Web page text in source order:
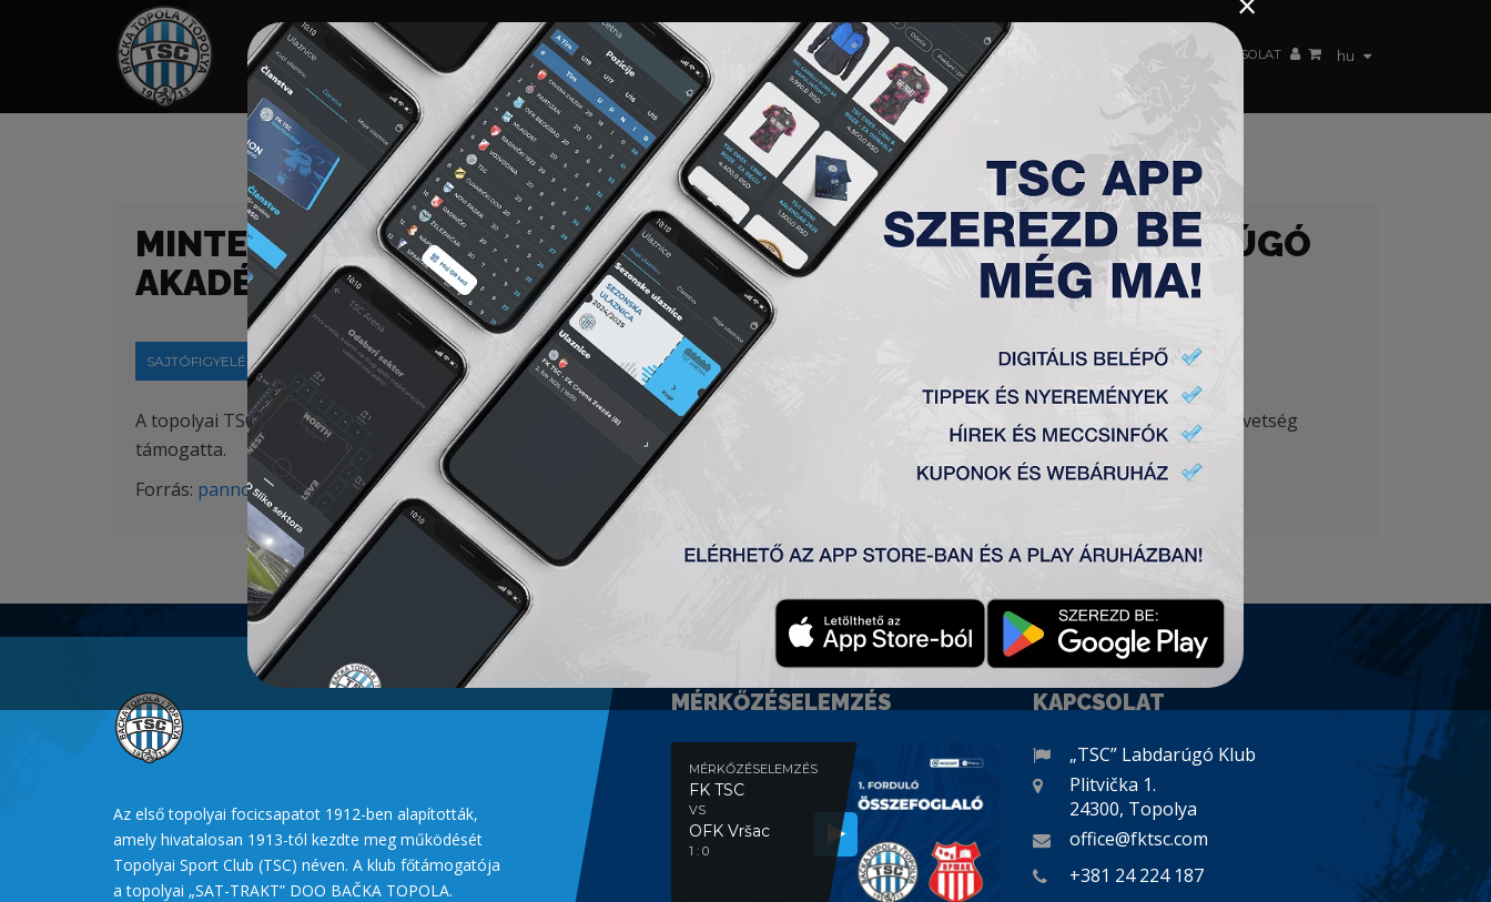
hu
HOME TÁMOGATÓK NEWS GALÉRIA „A” CSAPAT TAGSÁG JEGYEK AKKREDITÁCIÓ KLUB AKADÉMIA NŐI CSAPAT KAPCSOLAT
MINTEGY KÉTSZÁZ GYERMEK VETT RÉSZT AZ ELSŐ TSC LABDARÚGÓ
AKADÉMIA TORNÁN
SAJTÓFIGYELÉS 2019-03-16
A topolyai TSC, valamint alközpontjainak 2008-as korosztálya mérkőzött meg egymással. Az U11-es tornát a belgrádi magyar nagykövetség
támogatta.
Forrás: pannonrtv.com
Az első topolyai focicsapatot 1912-ben alapították,
amely hivatalosan 1913-tól kezdte meg működését
Topolyai Sport Club (TSC) néven. A klub főtámogatója
a topolyai „SAT-TRAKT” DOO BAČKA TOPOLA.
MÉRKŐZÉSELEMZÉS
MÉRKŐZÉSELEMZÉS
FK TSC
VS
OFK Vršac
1 : 0
KAPCSOLAT
„TSC” Labdarúgó Klub
Plitvička 1.
24300, Topolya
office@fktsc.com
+381 24 224 187